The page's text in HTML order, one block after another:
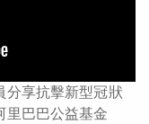
分享抗擊新型冠狀
里巴巴公益基金